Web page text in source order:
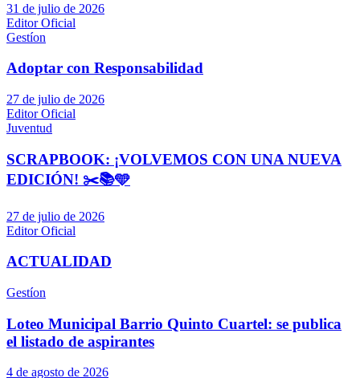
31 de julio de 2026
Editor Oficial
Gestíon
Adoptar con Responsabilidad
27 de julio de 2026
Editor Oficial
Juventud
SCRAPBOOK: ¡VOLVEMOS CON UNA NUEVA
EDICIÓN! ✂️📚🩵
27 de julio de 2026
Editor Oficial
ACTUALIDAD
Gestíon
Loteo Municipal Barrio Quinto Cuartel: se publica
el listado de aspirantes
4 de agosto de 2026